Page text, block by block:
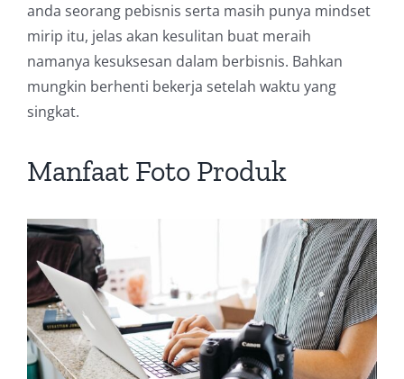
anda seorang pebisnis serta masih punya mindset
mirip itu, jelas akan kesulitan buat meraih
namanya kesuksesan dalam berbisnis. Bahkan
mungkin berhenti bekerja setelah waktu yang
singkat.
Manfaat Foto Produk